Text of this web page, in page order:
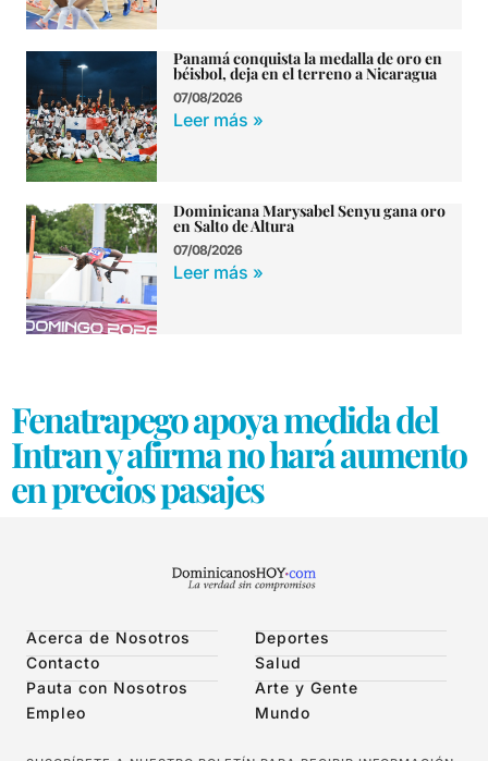
Panamá conquista la medalla de oro en
béisbol, deja en el terreno a Nicaragua
07/08/2026
Leer más »
Dominicana Marysabel Senyu gana oro
en Salto de Altura
07/08/2026
Leer más »
Fenatrapego apoya medida del
Intran y afirma no hará aumento
en precios pasajes
Acerca de Nosotros
Contacto
Pauta con Nosotros
Empleo
Deportes
Salud
Arte y Gente
Mundo